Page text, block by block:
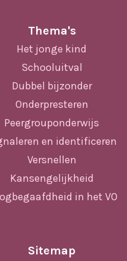
Thema's
Het jonge kind
Schooluitval
Dubbel bijzonder
Onderpresteren
Peergrouponderwijs
en identificeren
Versnellen
Kansengelijkheid
in het VO
Sitemap